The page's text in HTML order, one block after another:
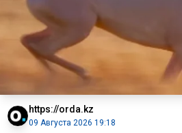
https://orda.kz
09 Августа 2026 19:18